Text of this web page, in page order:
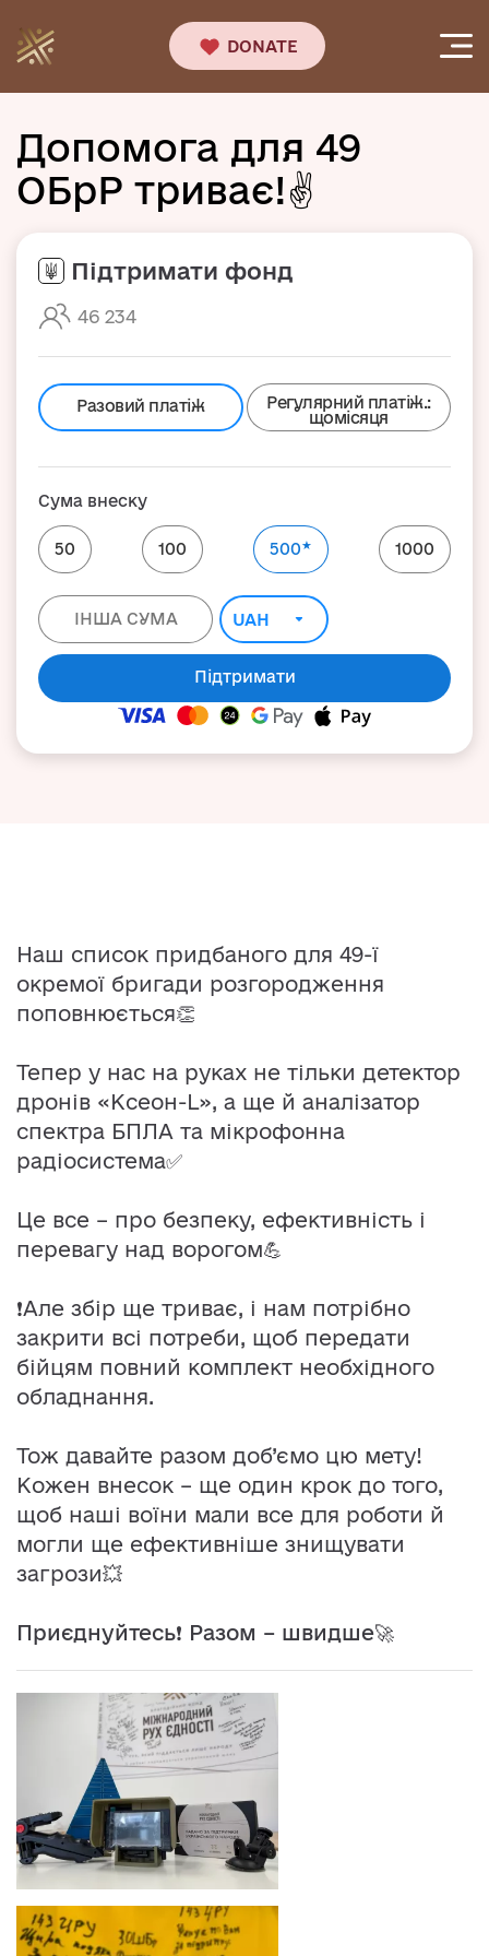
DONATE
Допомога для 49
ОБрР триває!✌️
Підтримати фонд
46 234
Разовий платіж
Регулярний платіж.:
щомісяця
Сума внеску
50 100 500★ 1000
Підтримати
Наш список придбаного для 49-ї
окремої бригади розгородження
поповнюється👏
Тепер у нас на руках не тільки детектор
дронів «Ксеон-L», а ще й аналізатор
спектра БПЛА та мікрофонна
радіосистема✅
Це все – про безпеку, ефективність і
перевагу над ворогом💪
❗️Але збір ще триває, і нам потрібно
закрити всі потреби, щоб передати
бійцям повний комплект необхідного
обладнання.
Тож давайте разом доб’ємо цю мету!
Кожен внесок – ще один крок до того,
щоб наші воїни мали все для роботи й
могли ще ефективніше знищувати
загрози💥
Приєднуйтесь❗️ Разом – швидше🚀